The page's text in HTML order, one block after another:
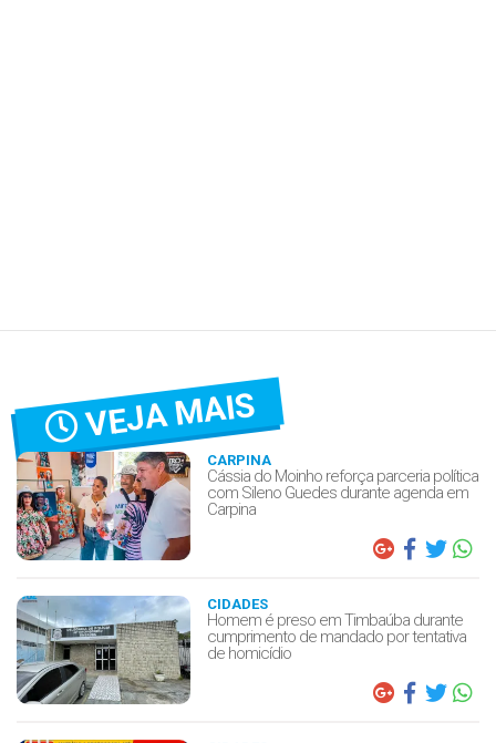
VEJA MAIS
CARPINA
Cássia do Moinho reforça parceria política
com Sileno Guedes durante agenda em
Carpina
CIDADES
Homem é preso em Timbaúba durante
cumprimento de mandado por tentativa
de homicídio